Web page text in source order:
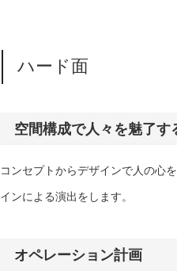
ハード面
空間構成で人々を魅了す
コンセプトからデザインで人の心
インによる演出をします。
オペレーション計画